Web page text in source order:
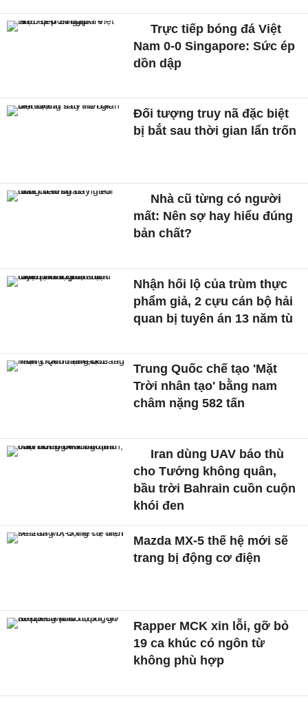
Trực tiếp bóng đá Việt
Nam 0-0 Singapore: Sức ép
dồn dập
Đối tượng truy nã đặc biệt
bị bắt sau thời gian lẩn trốn
Nhà cũ từng có người
mất: Nên sợ hay hiểu đúng
bản chất?
Nhận hối lộ của trùm thực
phẩm giả, 2 cựu cán bộ hải
quan bị tuyên án 13 năm tù
Trung Quốc chế tạo 'Mặt
Trời nhân tạo' bằng nam
châm nặng 582 tấn
Iran dùng UAV báo thù
cho Tướng không quân,
bầu trời Bahrain cuồn cuộn
khói đen
Mazda MX-5 thế hệ mới sẽ
trang bị động cơ điện
Rapper MCK xin lỗi, gỡ bỏ
19 ca khúc có ngôn từ
không phù hợp